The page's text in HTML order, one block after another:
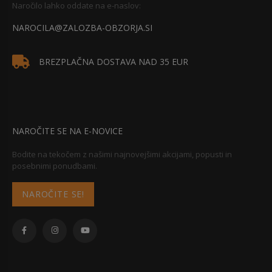
Naročilo lahko oddate na e-naslov:
NAROCILA@ZALOZBA-OBZORJA.SI
BREZPLAČNA DOSTAVA NAD 35 EUR
NAROČITE SE NA E-NOVICE
Bodite na tekočem z našimi najnovejšimi akcijami, popusti in
posebnimi ponudbami.
NAROČITE SE!